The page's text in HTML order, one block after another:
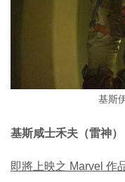
基斯
基斯咸士禾夫（雷神）
即將上映之 Marvel 作